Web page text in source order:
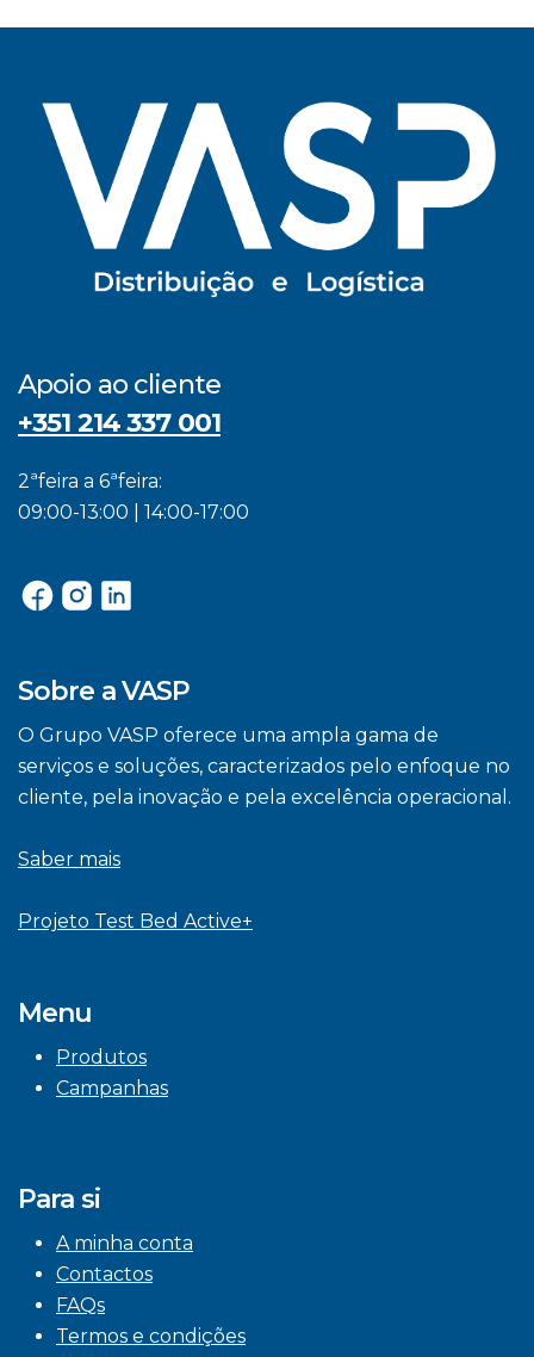
Apoio ao cliente
+351 214 337 001
2ªfeira a 6ªfeira:
09:00-13:00 | 14:00-17:00
Sobre a VASP
O Grupo VASP oferece uma ampla gama de
serviços e soluções, caracterizados pelo enfoque no
cliente, pela inovação e pela excelência operacional.
Saber mais
Projeto Test Bed Active+
Menu
Produtos
Campanhas
Para si
A minha conta
Contactos
FAQs
Termos e condições